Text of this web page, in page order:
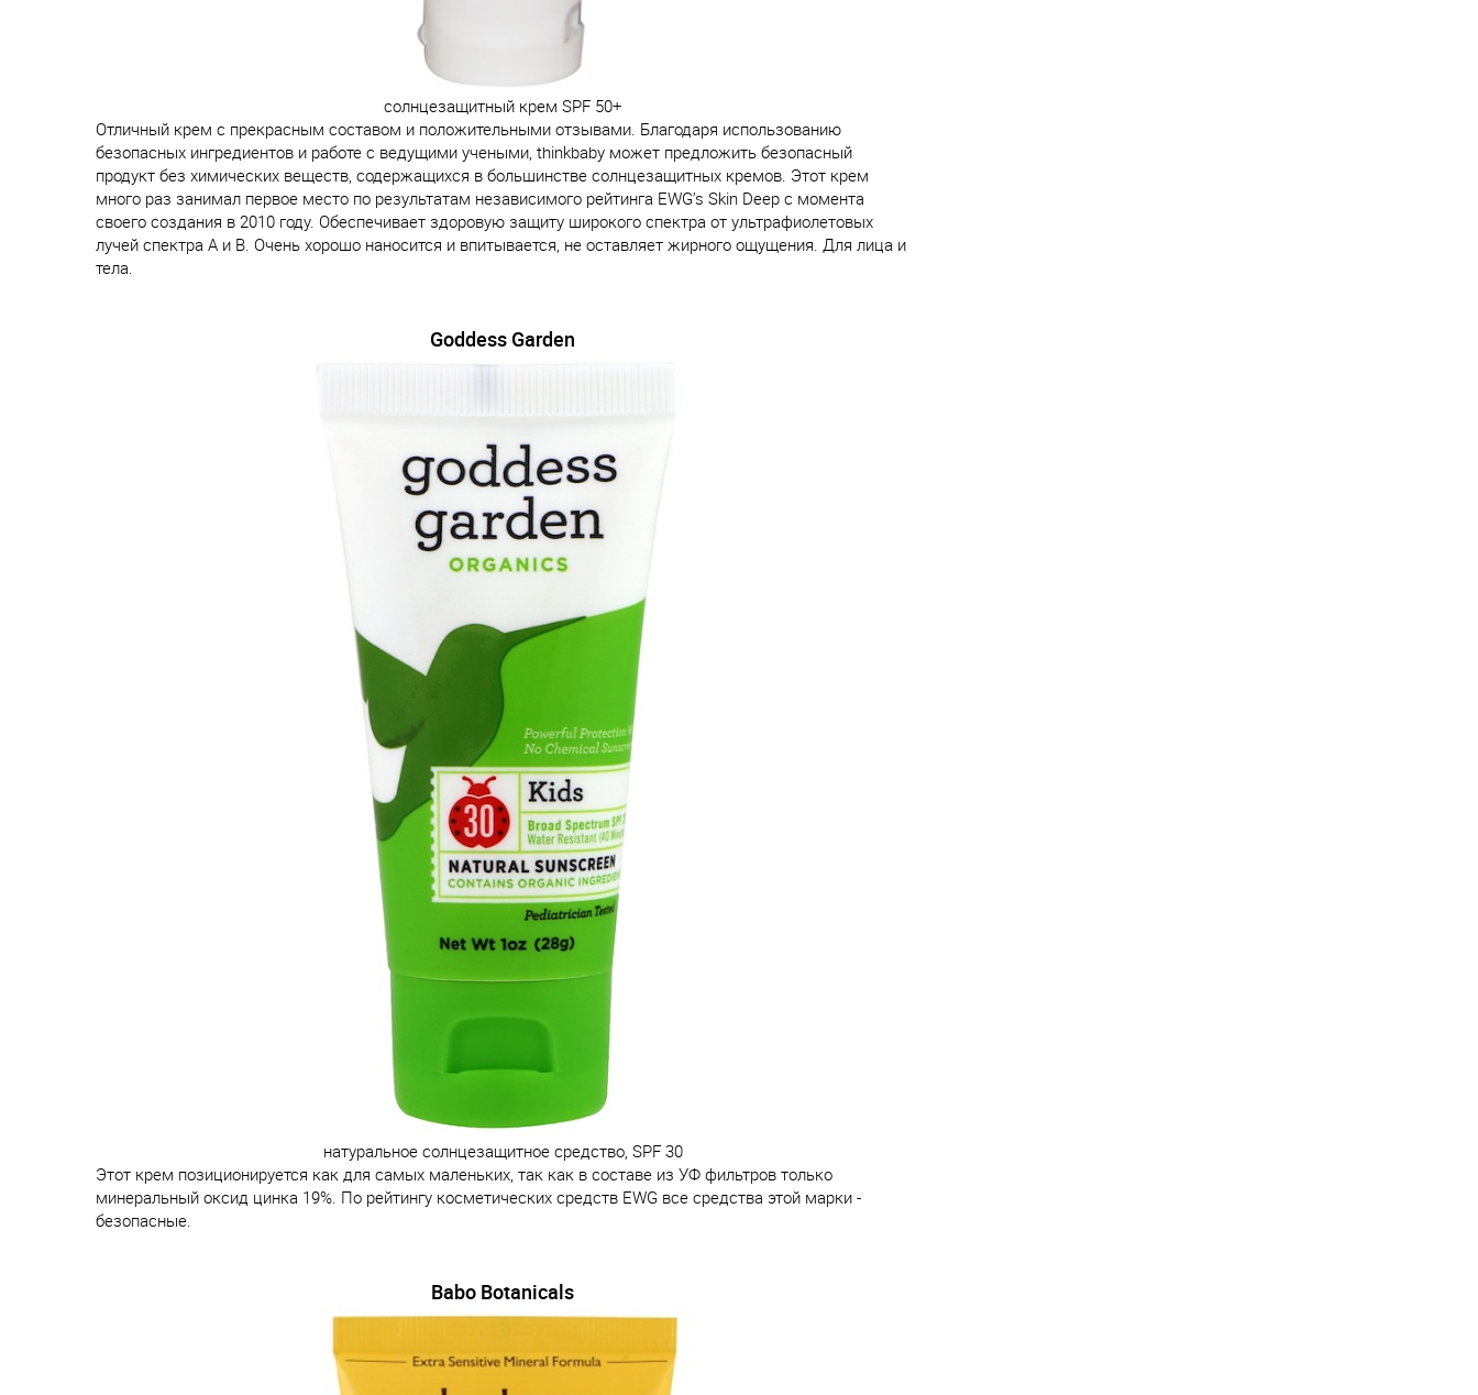
солнцезащитный крем SPF 50+
Отличный крем с прекрасным составом и положительными отзывами. Благодаря использованию
безопасных ингредиентов и работе с ведущими учеными, thinkbaby может предложить безопасный
продукт без химических веществ, содержащихся в большинстве солнцезащитных кремов. Этот крем
много раз занимал первое место по результатам независимого рейтинга EWG’s Skin Deep с момента
своего создания в 2010 году. Обеспечивает здоровую защиту широкого спектра от ультрафиолетовых
лучей спектра А и B. Очень хорошо наносится и впитывается, не оставляет жирного ощущения. Для лица и
тела.
Goddess Garden
натуральное солнцезащитное средство, SPF 30
Этот крем позиционируется как для самых маленьких, так как в составе из УФ фильтров только
минеральный оксид цинка 19%. По рейтингу косметических средств EWG все средства этой марки -
безопасные.
Babo Botanicals